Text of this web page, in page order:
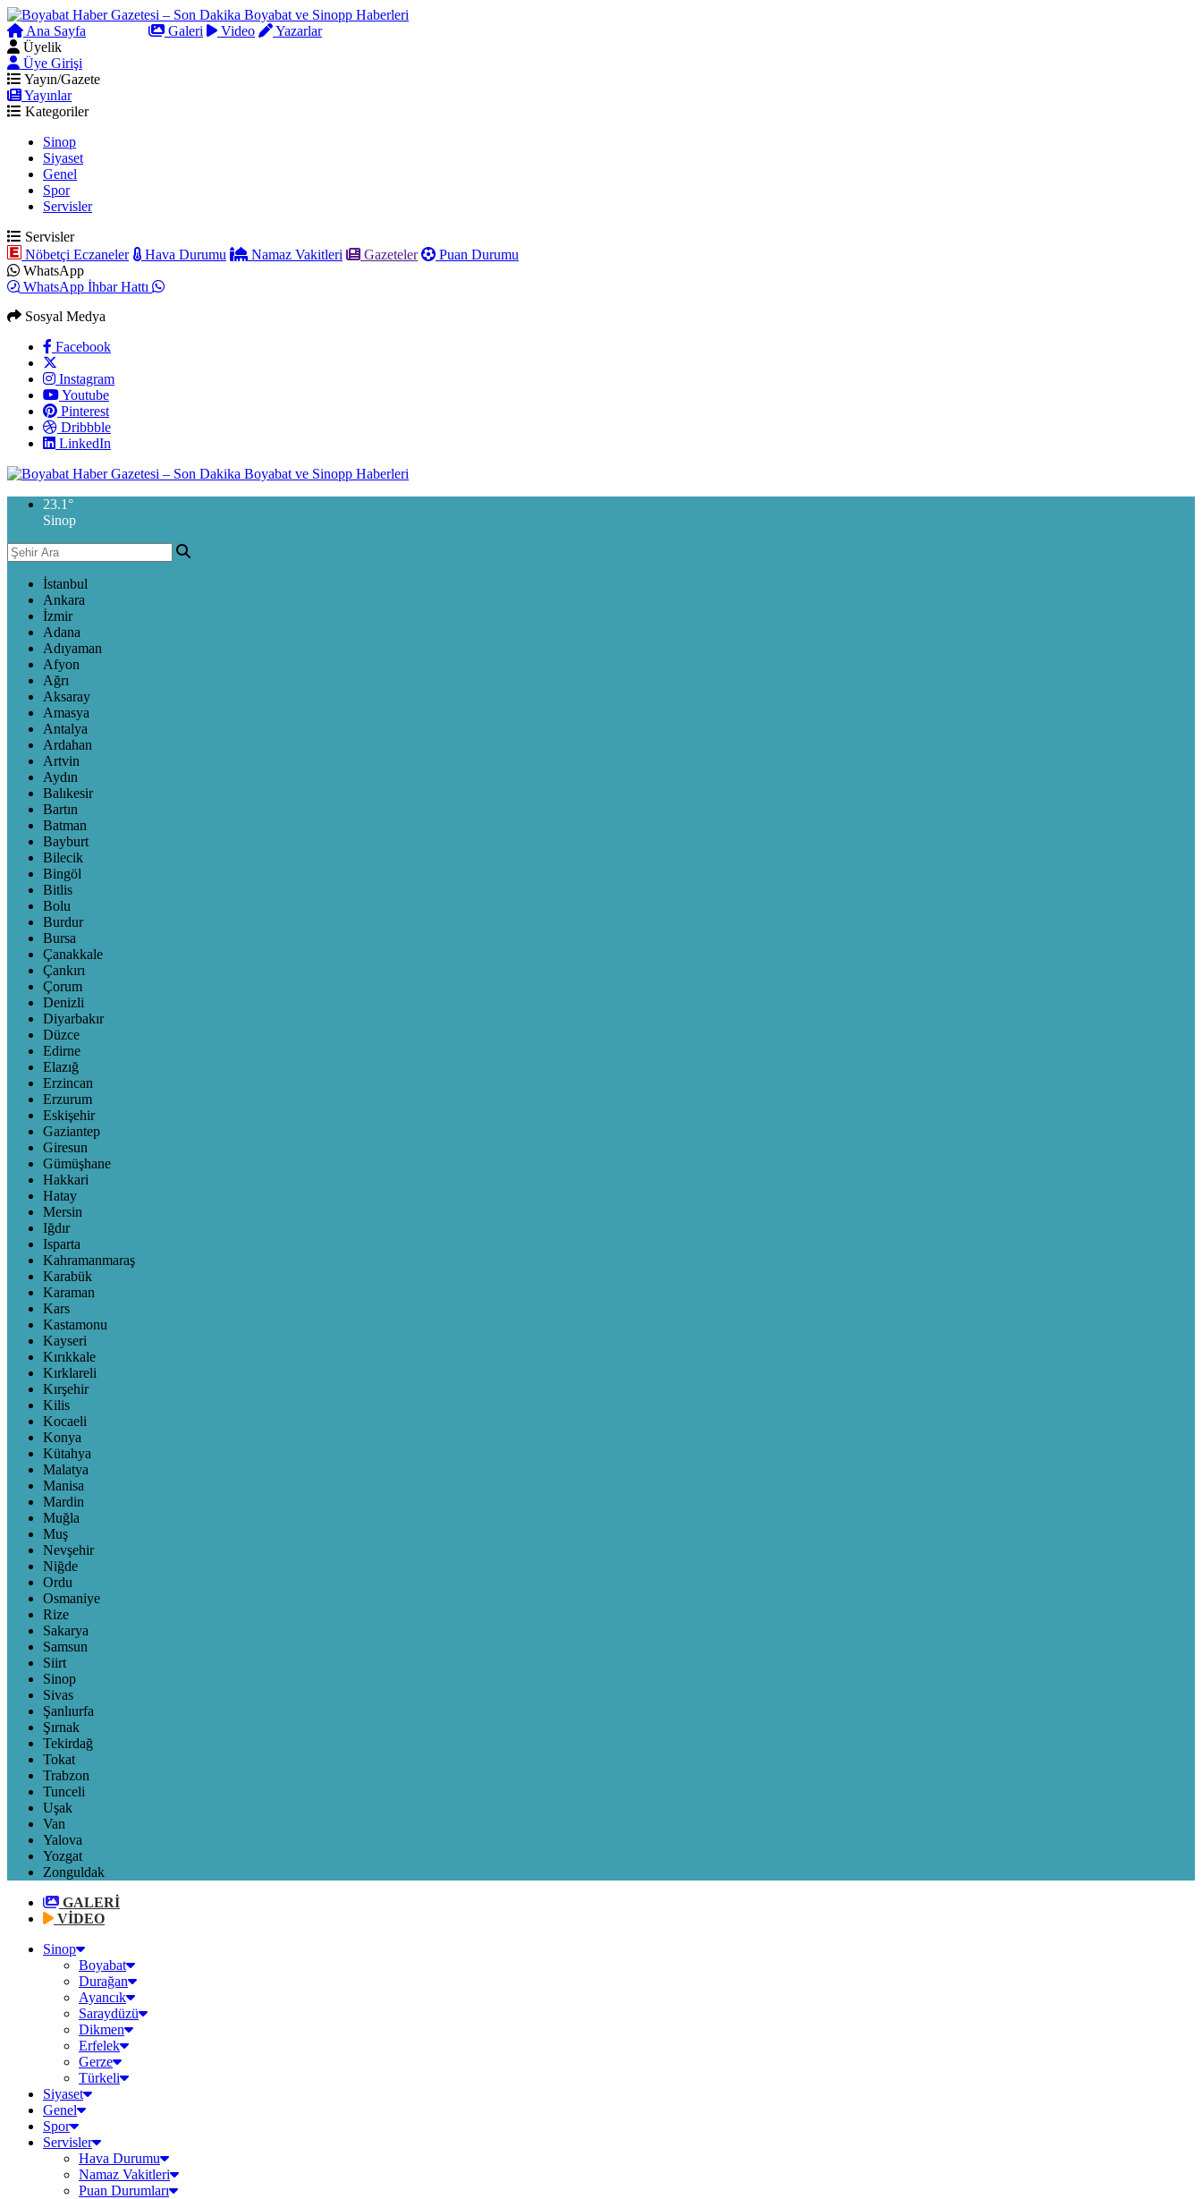
Ana Sayfa Galeri Video
Yazarlar
Üyelik
Üye Girişi
Yayın/Gazete
Yayınlar
Kategoriler
Sinop
Siyaset
Genel
Spor
Servisler
Servisler
Nöbetçi Eczaneler
Hava Durumu Namaz Vakitleri Gazeteler
Puan Durumu
WhatsApp
WhatsApp İhbar Hattı
Sosyal Medya
Facebook
Instagram
Youtube
Pinterest
Dribbble
LinkedIn
23.1 °
Sinop
İstanbul
Ankara
İzmir
Adana
Adıyaman
Afyon
Ağrı
Aksaray
Amasya
Antalya
Ardahan
Artvin
Aydın
Balıkesir
Bartın
Batman
Bayburt
Bilecik
Bingöl
Bitlis
Bolu
Burdur
Bursa
Çanakkale
Çankırı
Çorum
Denizli
Diyarbakır
Düzce
Edirne
Elazığ
Erzincan
Erzurum
Eskişehir
Gaziantep
Giresun
Gümüşhane
Hakkari
Hatay
Mersin
Iğdır
Isparta
Kahramanmaraş
Karabük
Karaman
Kars
Kastamonu
Kayseri
Kırıkkale
Kırklareli
Kırşehir
Kilis
Kocaeli
Konya
Kütahya
Malatya
Manisa
Mardin
Muğla
Muş
Nevşehir
Niğde
Ordu
Osmaniye
Rize
Sakarya
Samsun
Siirt
Sinop
Sivas
Şanlıurfa
Şırnak
Tekirdağ
Tokat
Trabzon
Tunceli
Uşak
Van
Yalova
Yozgat
Zonguldak
GALERİ
VİDEO
Sinop
Boyabat
Durağan
Ayancık
Saraydüzü
Dikmen
Erfelek
Gerze
Türkeli
Siyaset
Genel
Spor
Servisler
Hava Durumu
Namaz Vakitleri
Puan Durumları